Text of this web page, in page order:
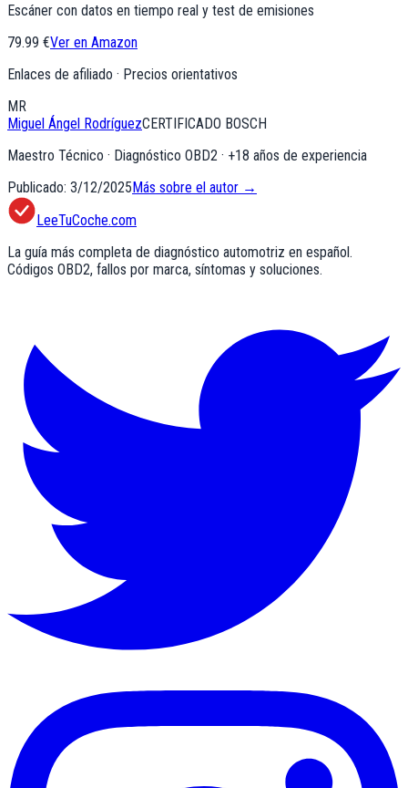
Escáner con datos en tiempo real y test de emisiones
79.99 €Ver en Amazon
Enlaces de afiliado · Precios orientativos
MR
Miguel Ángel RodríguezCERTIFICADO BOSCH
Maestro Técnico · Diagnóstico OBD2 · +18 años de experiencia
Publicado: 3/12/2025Más sobre el autor →
LeeTuCoche.com
La guía más completa de diagnóstico automotriz en español.
Códigos OBD2, fallos por marca, síntomas y soluciones.